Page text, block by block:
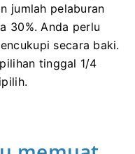
jumlah pelaburan
30%. Anda perlu
secara baki.
tinggal 1/4